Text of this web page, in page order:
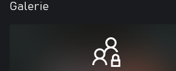
Galerie